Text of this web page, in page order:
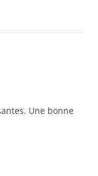
Une bonne